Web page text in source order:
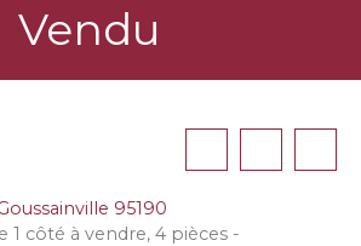
Vendu
95190
1 côté à vendre, 4 pièces -